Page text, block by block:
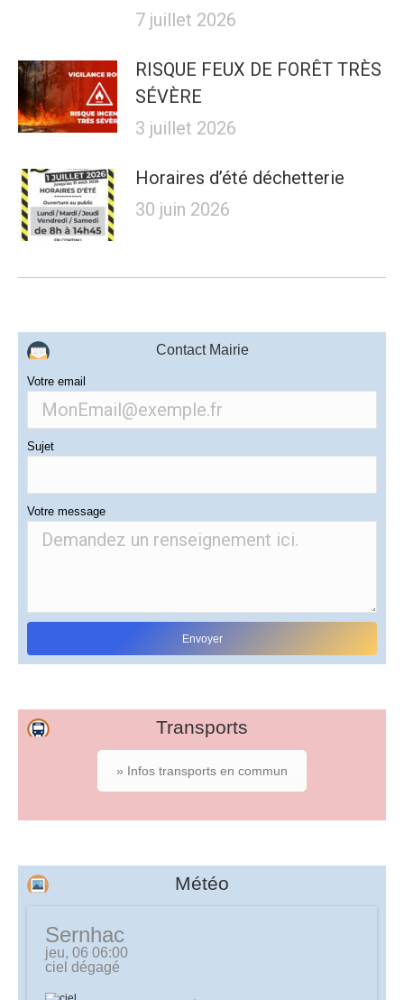
7 juillet 2026
RISQUE FEUX DE FORÊT TRÈS
SÉVÈRE
3 juillet 2026
Horaires d’été déchetterie
30 juin 2026
Contact Mairie
Votre email
Sujet
Votre message
Transports
» Infos transports en commun
Météo
Sernhac
jeu, 06 06:00
ciel dégagé